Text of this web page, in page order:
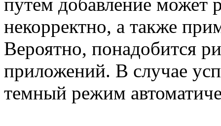
путем добавление может
некорректно, а также
Вероятно, понадобится
приложений. В случае
темный режим